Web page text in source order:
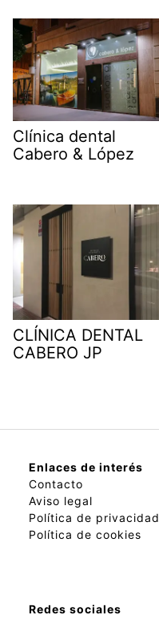
Clínica dental
Cabero & López
CLÍNICA DENTAL
CABERO JP
Enlaces de interés
Contacto
Aviso legal
Política de privacidad
Política de cookies
Redes sociales